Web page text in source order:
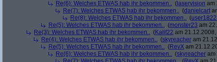
Re(6): Welches ETWAS hab ihr bekommen.. ( laservision am
Re(7): Welches ETWAS hab ihr bekommen.. (danielcart
Re(8): Welches ETWAS hab ihr bekommen.. (
Re(5): Welches ETWAS hab ihr bekommen.. (monster23 am
Re(3): Welches ETWAS hab ihr bekommen.. (Kalif22 am
Re(4): Welches ETWAS hab ihr bekommen.. (skyreacher am
Re(5): Welches ETWAS hab ihr bekommen.. (RevX am
Re(6): Welches ETWAS hab ihr bekommen.. (skyreacher am